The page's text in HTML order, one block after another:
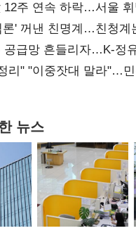
12주 연속 하락…서울 휘
론' 꺼낸 친명계…친청계
공급망 흔들리자…K-정
상
리" "이중잣대 말라"…
뉴스